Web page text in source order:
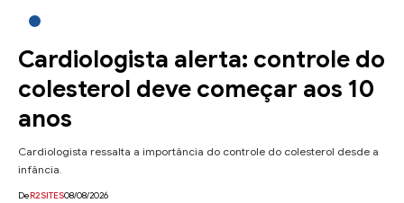
Cardiologista alerta: controle do
colesterol deve começar aos 10
anos
Cardiologista ressalta a importância do controle do colesterol desde a
infância.
DeR2SITES08/08/2026